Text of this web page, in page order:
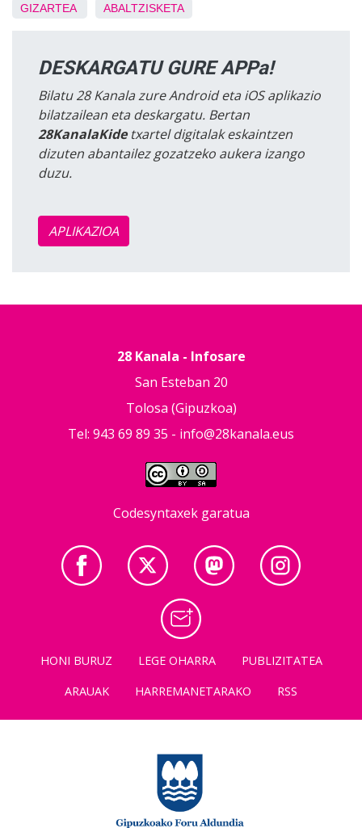
GIZARTEA ABALTZISKETA
DESKARGATU GURE APPa!
Bilatu 28 Kanala zure Android eta iOS aplikazio
bilatzailean eta deskargatu. Bertan
28KanalaKidetxartel digitalak eskaintzen
dizuten abantailez gozatzeko aukera izango
duzu.
APLIKAZIOA
28 Kanala - Infosare
San Esteban 20
Tolosa (Gipuzkoa)
Tel: 943 69 89 35 - info@28kanala.eus
Codesyntaxek garatua
HONI BURUZ LEGE OHARRA
PUBLIZITATEA
ARAUAK
HARREMANETARAKO RSS